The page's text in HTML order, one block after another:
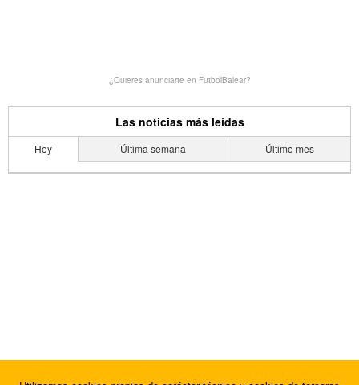
¿Quieres anunciarte en FutbolBalear?
Las noticias más leídas
Hoy Última semana Último mes